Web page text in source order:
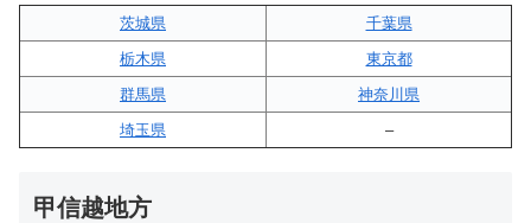
茨城県
千葉県
栃木県
東京都
群馬県
神奈川県
埼玉県
–
甲信越地方